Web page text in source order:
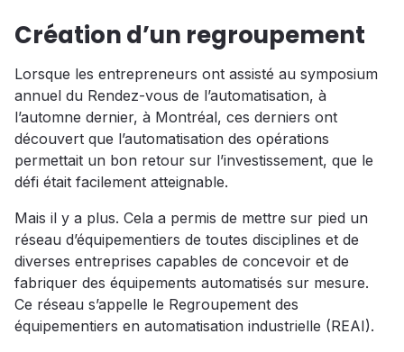
Création d’un regroupement
Lorsque les entrepreneurs ont assisté au symposium
annuel du Rendez-vous de l’automatisation, à
l’automne dernier, à Montréal, ces derniers ont
découvert que l’automatisation des opérations
permettait un bon retour sur l’investissement, que le
défi était facilement atteignable.
Mais il y a plus. Cela a permis de mettre sur pied un
réseau d’équipementiers de toutes disciplines et de
diverses entreprises capables de concevoir et de
fabriquer des équipements automatisés sur mesure.
Ce réseau s’appelle le Regroupement des
équipementiers en automatisation industrielle (REAI).